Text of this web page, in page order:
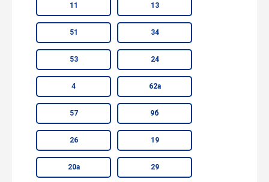
11 13
51 34
53 24
4 62а
57 9б
26 19
20а 29